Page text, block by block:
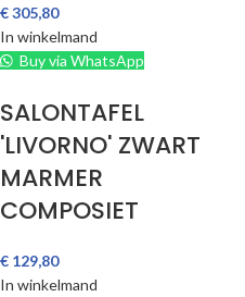
€305,80
In winkelmand
Buy via WhatsApp
SALONTAFEL
'LIVORNO' ZWART
MARMER
COMPOSIET
€ 129,80
In winkelmand